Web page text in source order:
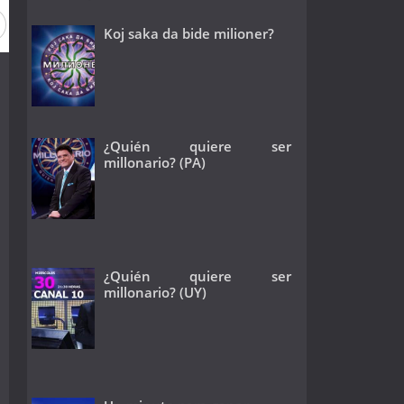
Koj saka da bide milioner?
¿Quién quiere ser
millonario? (PA)
¿Quién quiere ser
millonario? (UY)